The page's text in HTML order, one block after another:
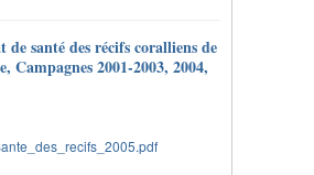
santé des récifs coralliens de
Campagnes 2001-2003, 2004,